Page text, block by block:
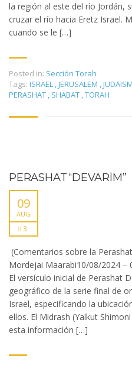
la región al este del río Jordán,
cruzar el río hacia Eretz Israel.
cuando se le […]
Posted in: Sección Torah
Tags: ISRAEL ,JERUSALEM ,
PERASHAT , SHABAT ,TORAH
PERASHAT “DEVARÍM”
09
AUG
3
(Comentarios sobre la
Mordejai Maarabi10/08/2024 –
El versículo inicial de Perashat
geográfico de la serie final de
Israel, especificando la
ellos. El Midrash (Yalkut
esta información […]